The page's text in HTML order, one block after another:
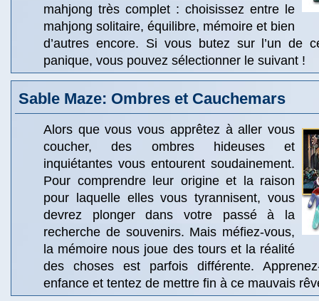
mahjong très complet : choisissez entre le
mahjong solitaire, équilibre, mémoire et bien
d’autres encore. Si vous butez sur l’un de
panique, vous pouvez sélectionner le suivant !
Sable Maze: Ombres et Cauchemars
Alors que vous vous apprêtez à aller vous
coucher, des ombres hideuses et
inquiétantes vous entourent soudainement.
Pour comprendre leur origine et la raison
pour laquelle elles vous tyrannisent, vous
devrez plonger dans votre passé à la
recherche de souvenirs. Mais méfiez-vous,
la mémoire nous joue des tours et la réalité
des choses est parfois différente.
enfance et tentez de mettre fin à ce mauvais